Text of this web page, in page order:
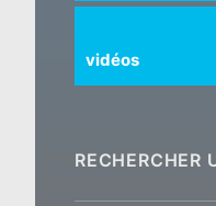
vidéos
RECHERCHER